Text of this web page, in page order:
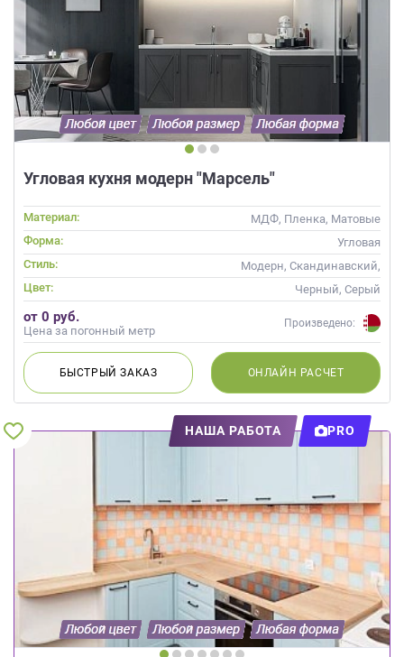
Угловая кухня модерн "Марсель"
Материал:
МДФ, Пленка, Матовые
Форма:
Угловая
Стиль:
Модерн, Скандинавский,
Неоклассика, Современные
Цвет: Черный, Серый
от 0 руб.
Цена за погонный метр
Произведено:
БЫСТРЫЙЗАКАЗ ОНЛАЙН РАСЧЕТ
НАША РАБОТА PRO